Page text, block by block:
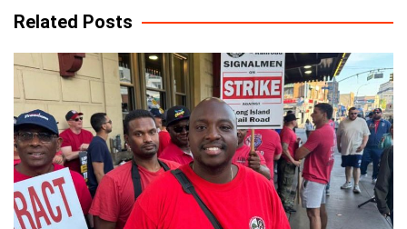
Related Posts